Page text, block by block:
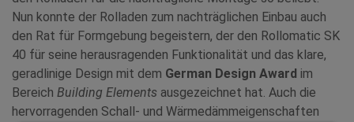
Nun konnte der Rolladen zum nachträglichen Einbau auch
den Rat für Formgebung begeistern, der den Rollomatic SK
40 für seine herausragenden Funktionalität und das klare,
geradlinige Design mit dem German Design Award im
Bereich Building Elements ausgezeichnet hat. Auch die
hervorragenden Schall- und Wärmedämmeigenschaften